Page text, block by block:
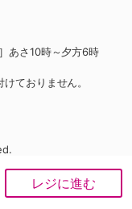
レジに進む
あさ10時～夕方6時
ておりません。